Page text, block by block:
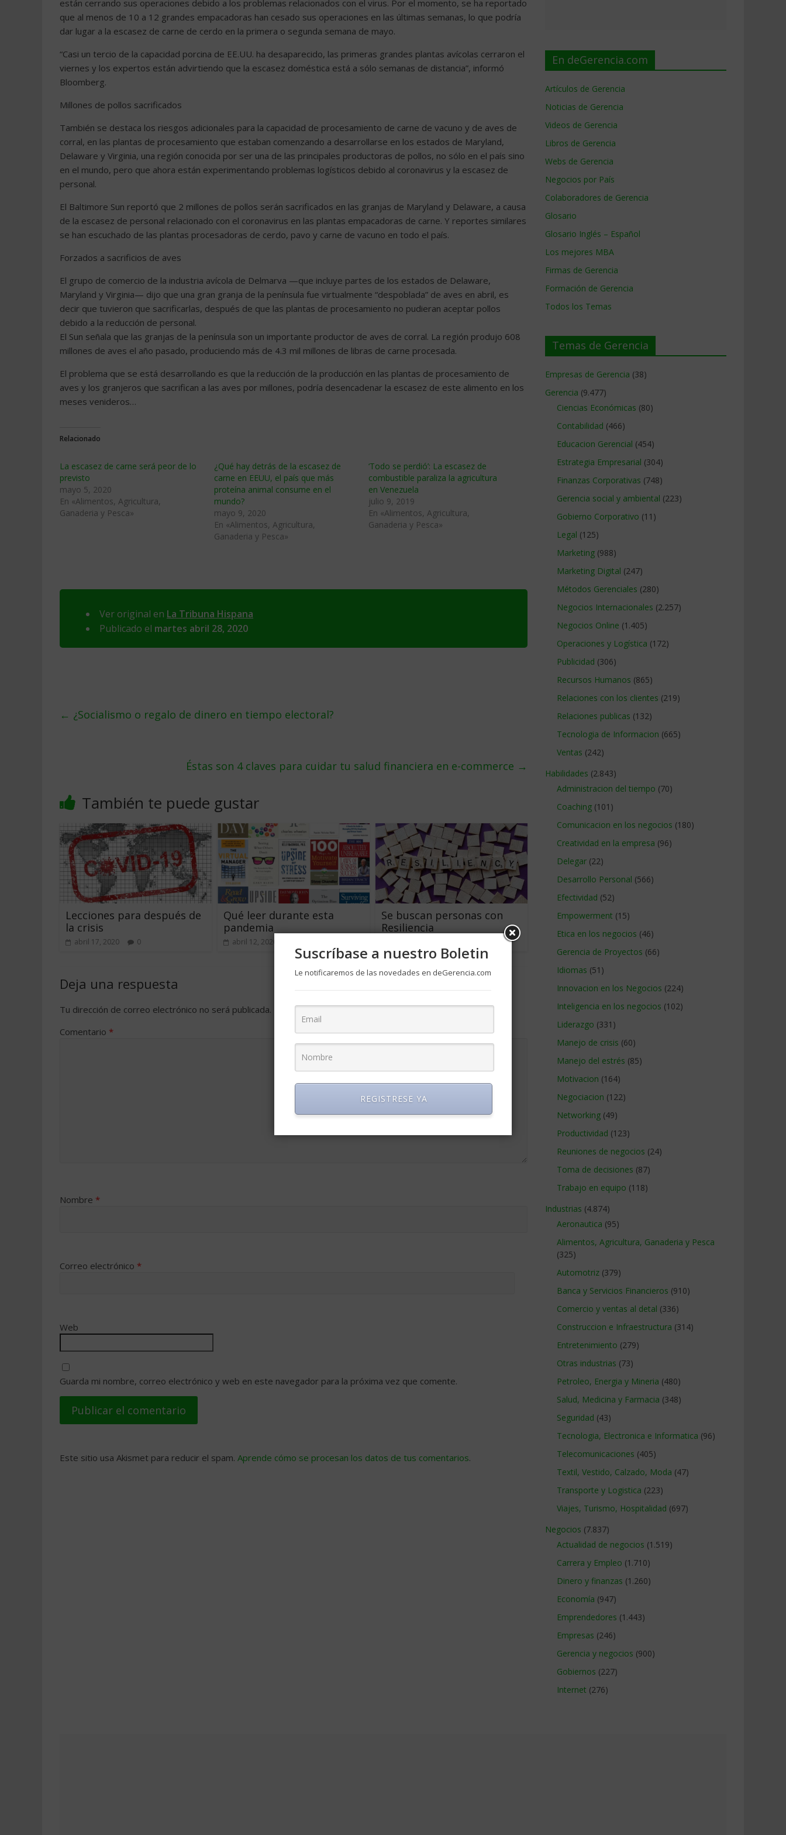
están cerrando sus operaciones debido a los problemas relacionados con el virus. Por el momento, se ha reportado
que al menos de 10 a 12 grandes empacadoras han cesado sus operaciones en las últimas semanas, lo que podría
dar lugar a la escasez de carne de cerdo en la primera o segunda semana de mayo.
“Casi un tercio de la capacidad porcina de EE.UU. ha desaparecido, las primeras grandes plantas avícolas cerraron el
viernes y los expertos están advirtiendo que la escasez doméstica está a sólo semanas de distancia”, informó
Bloomberg.
Millones de pollos sacrificados
También se destaca los riesgos adicionales para la capacidad de procesamiento de carne de vacuno y de aves de
corral, en las plantas de procesamiento que estaban comenzando a desarrollarse en los estados de Maryland,
Delaware y Virginia, una región conocida por ser una de las principales productoras de pollos, no sólo en el país sino
en el mundo, pero que ahora están experimentando problemas logísticos debido al coronavirus y la escasez de
personal.
El Baltimore Sun reportó que 2 millones de pollos serán sacrificados en las granjas de Maryland y Delaware, a causa
de la escasez de personal relacionado con el coronavirus en las plantas empacadoras de carne. Y reportes similares
se han escuchado de las plantas procesadoras de cerdo, pavo y carne de vacuno en todo el país.
Forzados a sacrificios de aves
El grupo de comercio de la industria avícola de Delmarva —que incluye partes de los estados de Delaware,
Maryland y Virginia— dijo que una gran granja de la península fue virtualmente “despoblada” de aves en abril, es
decir que tuvieron que sacrificarlas, después de que las plantas de procesamiento no pudieran aceptar pollos
debido a la reducción de personal.
El Sun señala que las granjas de la península son un importante productor de aves de corral. La región produjo 608
millones de aves el año pasado, produciendo más de 4.3 mil millones de libras de carne procesada.
El problema que se está desarrollando es que la reducción de la producción en las plantas de procesamiento de
aves y los granjeros que sacrifican a las aves por millones, podría desencadenar la escasez de este alimento en los
meses venideros…
Relacionado
La escasez de carne será peor de lo
previsto
mayo 5, 2020
En «Alimentos, Agricultura,
Ganaderia y Pesca»
¿Qué hay detrás de la escasez de
carne en EEUU, el país que más
proteína animal consume en el
mundo?
mayo 9, 2020
En «Alimentos, Agricultura,
Ganaderia y Pesca»
‘Todo se perdió’: La escasez de
combustible paraliza la agricultura
en Venezuela
julio 9, 2019
En «Alimentos, Agricultura,
Ganaderia y Pesca»
Ver original en La Tribuna Hispana
Publicado el martes abril 28, 2020
← ¿Socialismo o regalo de dinero en tiempo electoral?
Éstas son 4 claves para cuidar tu salud financiera en e-commerce →
También te puede gustar
Lecciones para después de
la crisis
abril 17, 2020 0
Qué leer durante esta
pandemia
abril 12, 2020
Se buscan personas con
Resiliencia
Deja una respuesta
Tu dirección de correo electrónico no será publicada. Los campos obligatorios están marcados con*
Comentario *
Nombre *
Correo electrónico *
Web
Guarda mi nombre, correo electrónico y web en este navegador para la próxima vez que comente.
Este sitio usa Akismet para reducir el spam. Aprende cómo se procesan los datos de tus comentarios.
En deGerencia.com
Artículos de Gerencia
Noticias de Gerencia
Videos de Gerencia
Libros de Gerencia
Webs de Gerencia
Negocios por País
Colaboradores de Gerencia
Glosario
Glosario Inglés – Español
Los mejores MBA
Firmas de Gerencia
Formación de Gerencia
Todos los Temas
Temas de Gerencia
Empresas de Gerencia (38)
Gerencia (9.477)
Ciencias Económicas (80)
Contabilidad (466)
Educacion Gerencial (454)
Estrategia Empresarial (304)
Finanzas Corporativas (748)
Gerencia social y ambiental (223)
Gobierno Corporativo (11)
Legal (125)
Marketing (988)
Marketing Digital (247)
Métodos Gerenciales (280)
Negocios Internacionales (2.257)
Negocios Online (1.405)
Operaciones y Logística (172)
Publicidad (306)
Recursos Humanos (865)
Relaciones con los clientes (219)
Relaciones publicas (132)
Tecnologia de Informacion (665)
Ventas (242)
Habilidades (2.843)
Administracion del tiempo (70)
Coaching (101)
Comunicacion en los negocios (180)
Creatividad en la empresa (96)
Delegar (22)
Desarrollo Personal (566)
Efectividad (52)
Empowerment (15)
Etica en los negocios (46)
Gerencia de Proyectos (66)
Idiomas (51)
Innovacion en los Negocios (224)
Inteligencia en los negocios (102)
Liderazgo (331)
Manejo de crisis (60)
Manejo del estrés (85)
Motivacion (164)
Negociacion (122)
Networking (49)
Productividad (123)
Reuniones de negocios (24)
Toma de decisiones (87)
Trabajo en equipo (118)
Industrias (4.874)
Aeronautica (95)
Alimentos, Agricultura, Ganaderia y Pesca
(325)
Automotriz (379)
Banca y Servicios Financieros (910)
Comercio y ventas al detal (336)
Construccion e Infraestructura (314)
Entretenimiento (279)
Otras industrias (73)
Petroleo, Energia y Mineria (480)
Salud, Medicina y Farmacia (348)
Seguridad (43)
Tecnologia, Electronica e Informatica (96)
Telecomunicaciones (405)
Textil, Vestido, Calzado, Moda (47)
Transporte y Logistica (223)
Viajes, Turismo, Hospitalidad (697)
Negocios (7.837)
Actualidad de negocios (1.519)
Carrera y Empleo (1.710)
Dinero y finanzas (1.260)
Economía (947)
Emprendedores (1.443)
Empresas (246)
Gerencia y negocios (900)
Gobiernos (227)
Internet (276)
Suscríbase a nuestro Boletin
Le notificaremos de las novedades en deGerencia.com
REGISTRESE YA